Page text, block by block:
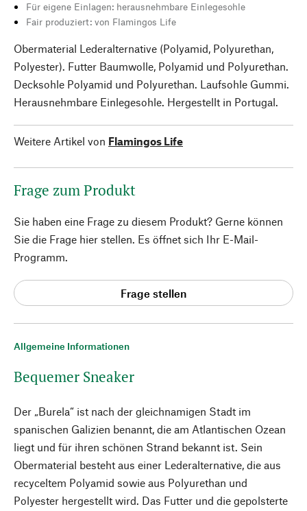
Allgemeine Informationen
Bequemer Sneaker
Der „Burela“ ist nach der gleichnamigen Stadt im
spanischen Galizien benannt, die am Atlantischen Ozean
liegt und für ihren schönen Strand bekannt ist. Sein
Obermaterial besteht aus einer Lederalternative, die aus
recyceltem Polyamid sowie aus Polyurethan und
Polyester hergestellt wird. Das Futter und die gepolsterte
Für eigene Einlagen: herausnehmbare Einlegesohle
Fair produziert: von Flamingos Life
Obermaterial Lederalternative (Polyamid, Polyurethan,
Polyester). Futter Baumwolle, Polyamid und Polyurethan.
Decksohle Polyamid und Polyurethan. Laufsohle Gummi.
Herausnehmbare Einlegesohle. Hergestellt in Portugal.
Weitere Artikel von Flamingos Life
Frage zum Produkt
Sie haben eine Frage zu diesem Produkt? Gerne können
Sie die Frage hier stellen. Es öffnet sich Ihr E-Mail-
Programm.
Frage stellen